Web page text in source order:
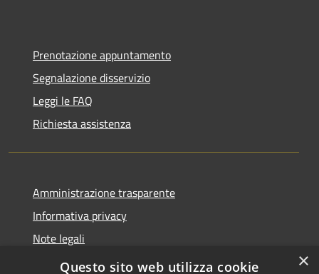
Prenotazione appuntamento
Segnalazione disservizio
Leggi le FAQ
Richiesta assistenza
Amministrazione trasparente
Informativa privacy
Note legali
Dichiarazione di accessibilità
×
Questo sito web utilizza cookie